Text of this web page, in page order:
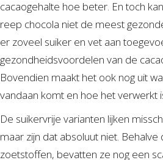
cacaogehalte hoe beter. En toch
reep chocola niet de meest
er zoveel suiker en vet aan
gezondheidsvoordelen van de
Bovendien maakt het ook nog uit
vandaan komt en hoe het verwerkt
De suikervrije varianten lijken
maar zijn dat absoluut niet. Behalve
zoetstoffen, bevatten ze nog een